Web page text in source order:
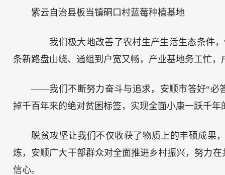
紫云自治县板当镇硐口村蓝莓种植基地
——我们极大地改善了农村生产生活生态条件，
条新路盘山绕、通组到户宽又畅，产业基地务工忙
——我们不断努力奋斗与追求，安顺市答好“必
掉千百年来的绝对贫困标签，实现全面小康一跃千
脱贫攻坚让我们不仅收获了物质上的丰硕成果
炼，安顺广大干部群众对全面推进乡村振兴，努力
信心。